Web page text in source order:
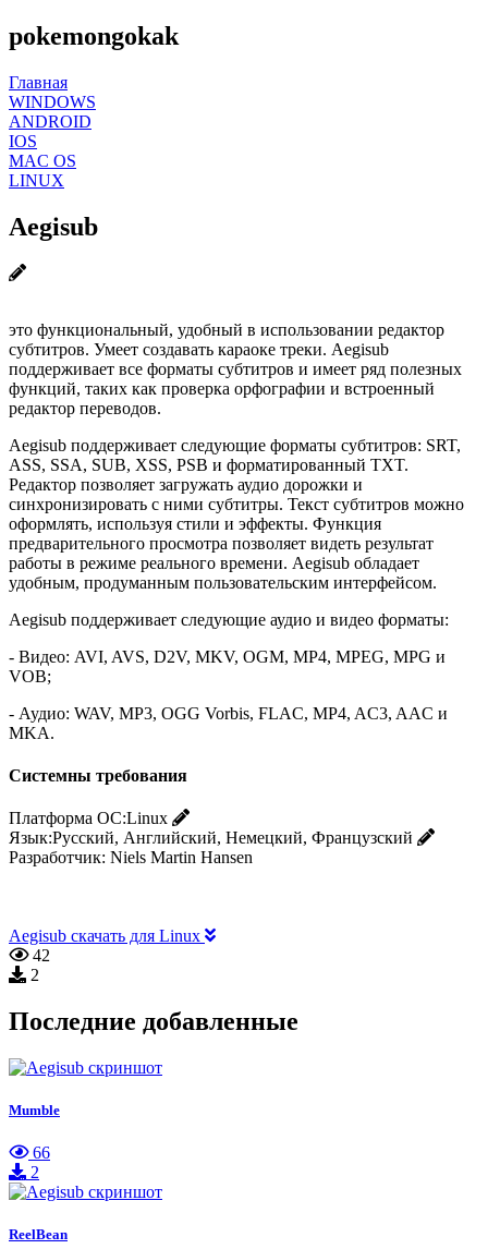
pokemongokak
Главная
WINDOWS
ANDROID
IOS
MAC OS
LINUX
Aegisub
это функциональный, удобный в использовании редактор
субтитров. Умеет создавать караоке треки. Aegisub
поддерживает все форматы субтитров и имеет ряд полезных
функций, таких как проверка орфографии и встроенный
редактор переводов.
Aegisub поддерживает следующие форматы субтитров: SRT,
ASS, SSA, SUB, XSS, PSB и форматированный TXT.
Редактор позволяет загружать аудио дорожки и
синхронизировать с ними субтитры. Текст субтитров можно
оформлять, используя стили и эффекты. Функция
предварительного просмотра позволяет видеть результат
работы в режиме реального времени. Aegisub обладает
удобным, продуманным пользовательским интерфейсом.
Aegisub поддерживает следующие аудио и видео форматы:
- Видео: AVI, AVS, D2V, MKV, OGM, MP4, MPEG, MPG и
VOB;
- Аудио: WAV, MP3, OGG Vorbis, FLAC, MP4, AC3, AAC и
MKA.
Системны требования
Платформа ОС:Linux
Язык:Русский, Английский, Немецкий, Французский
Разработчик: Niels Martin Hansen
Aegisub скачать для Linux
42
2
Последние добавленные
Mumble
66
2
ReelBean